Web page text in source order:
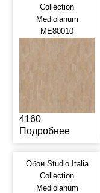
Collection
Mediolanum
ME80010
4160
Подробнее
Обои Studio Italia
Collection
Mediolanum